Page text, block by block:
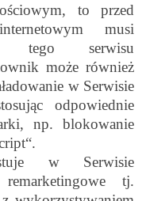
to przed
musi
serwisu
może również
w Serwisie
odpowiednie
np. blokowanie
w Serwisie
tj.